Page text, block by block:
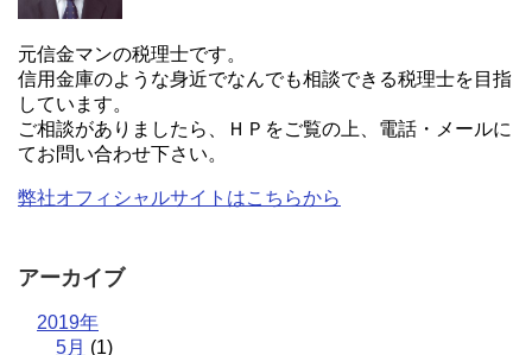
元信金マンの税理士です。
信用金庫のような身近でなんでも相談できる税理士を目指
しています。
ご相談がありましたら、ＨＰをご覧の上、電話・メールに
てお問い合わせ下さい。
弊社オフィシャルサイトはこちらから
アーカイブ
2019年
5月 (1)